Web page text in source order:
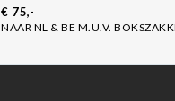
€ 75,-
NAAR NL & BE M.U.V.